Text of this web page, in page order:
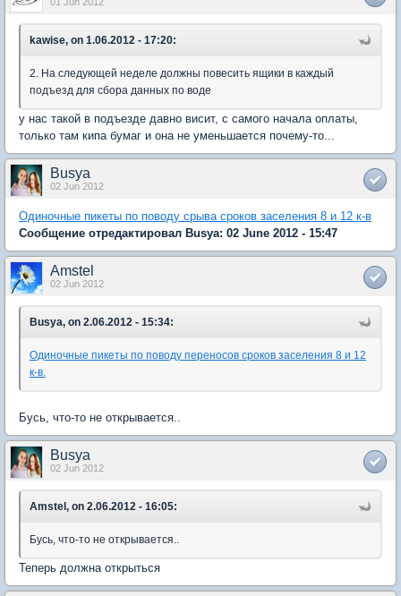
kawise, on 1.06.2012 - 17:20:
2. На следующей неделе должны повесить ящики в каждый
подъезд для сбора данных по воде
у нас такой в подъезде давно висит, с самого начала оплаты,
только там кипа бумаг и она не уменьшается почему-то...
Busya
02 Jun 2012
Одиночные пикеты по поводу срыва сроков заселения 8 и 12 к-в
Сообщение отредактировал Busya: 02 June 2012 - 15:47
Amstel
02 Jun 2012
Busya, on 2.06.2012 - 15:34:
Одиночные пикеты по поводу переносов сроков заселения 8 и 12
к-в.
Бусь, что-то не открывается..
Busya
02 Jun 2012
Amstel, on 2.06.2012 - 16:05:
Бусь, что-то не открывается..
Теперь должна открыться